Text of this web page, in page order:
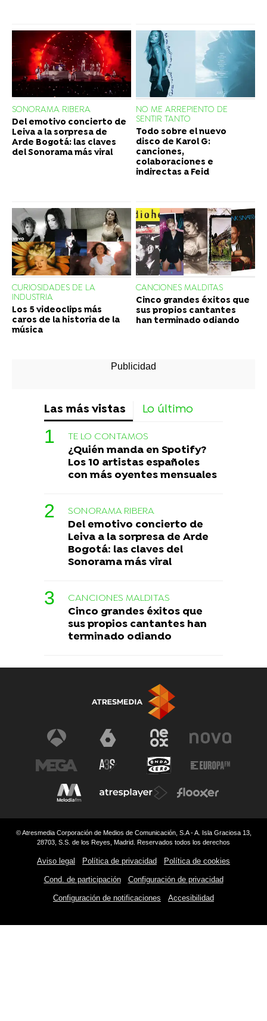
SONORAMA RIBERA
Del emotivo concierto de
Leiva a la sorpresa de
Arde Bogotá: las claves
del Sonorama más viral
NO ME ARREPIENTO DE
SENTIR TANTO
Todo sobre el nuevo
disco de Karol G:
canciones,
colaboraciones e
indirectas a Feid
CURIOSIDADES DE LA
INDUSTRIA
Los 5 videoclips más
caros de la historia de la
música
CANCIONES MALDITAS
Cinco grandes éxitos que
sus propios cantantes
han terminado odiando
Las más vistas Lo último
TE LO CONTAMOS
¿Quién manda en Spotify?
Los 10 artistas españoles
con más oyentes mensuales
SONORAMA RIBERA
Del emotivo concierto de
Leiva a la sorpresa de Arde
Bogotá: las claves del
Sonorama más viral
CANCIONES MALDITAS
Cinco grandes éxitos que
sus propios cantantes han
terminado odiando
© Atresmedia Corporación de Medios de Comunicación, S.A - A. Isla Graciosa 13,
28703, S.S. de los Reyes, Madrid. Reservados todos los derechos
Aviso legal Política de privacidad Política de cookies
Cond. de participación Configuración de privacidad
Configuración de notificaciones Accesibilidad